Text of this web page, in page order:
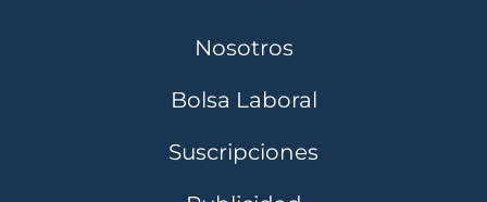
Nosotros
Bolsa Laboral
Suscripciones